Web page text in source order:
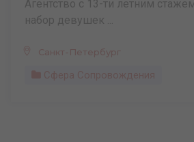
Агентство с 13-ти летним
набор девушек ...
Санкт-Петербург
Сфера Сопровождения